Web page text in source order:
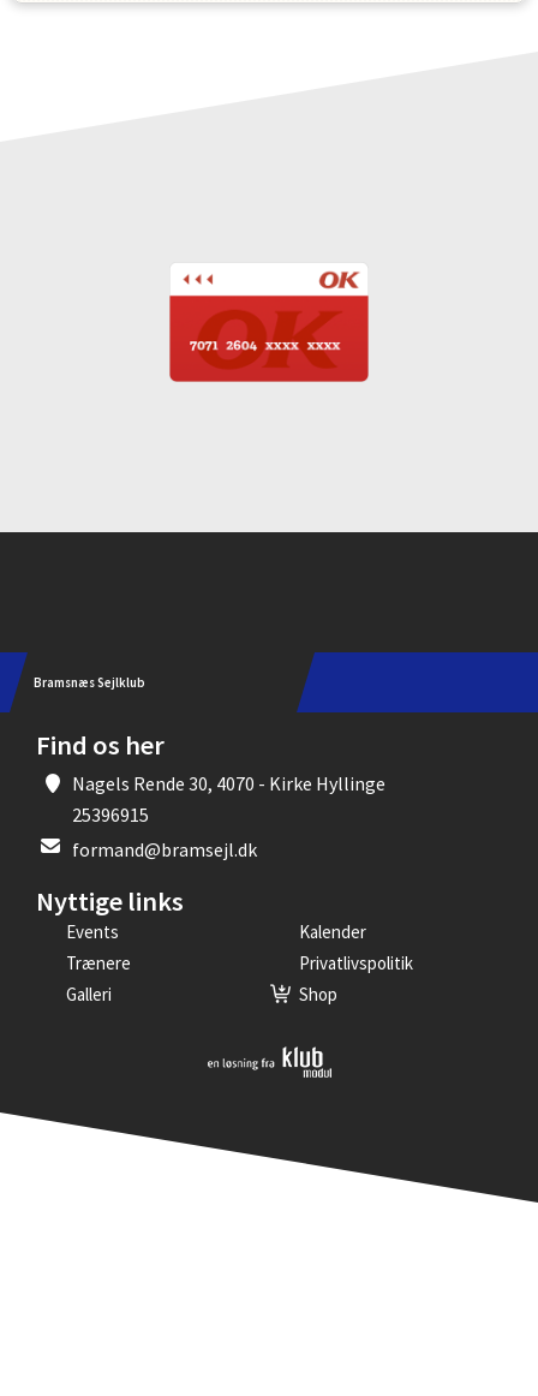
Bramsnæs Sejlklub
Find os her
Nagels Rende 30, 4070 - Kirke Hyllinge
25396915
formand@bramsejl.dk
Nyttige links
Events
Kalender
Trænere
Privatlivspolitik
Galleri
Shop